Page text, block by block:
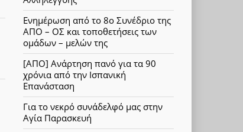
Ενημέρωση από το 8ο Συνέδριο της
ΑΠΟ – ΟΣ και τοποθετήσεις των
ομάδων – μελών της
[ΑΠΟ] Ανάρτηση πανό για τα 90
χρόνια από την Ισπανική
Επανάσταση
Για το νεκρό συνάδελφό μας στην
Αγία Παρασκευή